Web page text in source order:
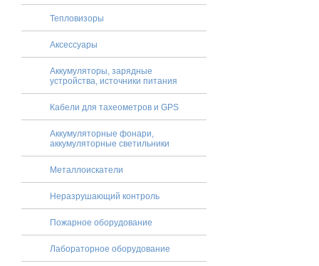
Тепловизоры
Аксессуары
Аккумуляторы, зарядные
устройства, источники питания
Кабели для тахеометров и GPS
Аккумуляторные фонари,
аккумуляторные светильники
Металлоискатели
Неразрушающий контроль
Пожарное оборудование
Лабораторное оборудование